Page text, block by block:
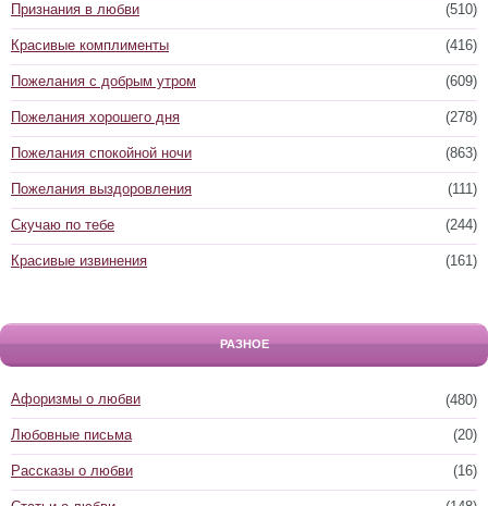
(510)
Признания в любви
(416)
Красивые комплименты
(609)
Пожелания с добрым утром
(278)
Пожелания хорошего дня
(863)
Пожелания спокойной ночи
(111)
Пожелания выздоровления
(244)
Скучаю по тебе
(161)
Красивые извинения
РАЗНОЕ
(480)
Афоризмы о любви
(20)
Любовные письма
(16)
Рассказы о любви